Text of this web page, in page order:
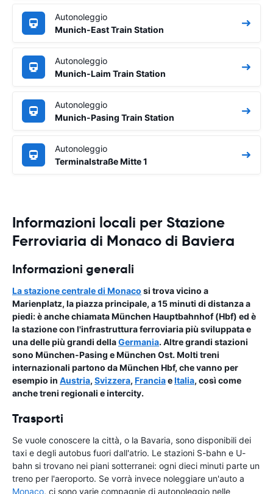
Autonoleggio
Munich-East Train Station
Autonoleggio
Munich-Laim Train Station
Autonoleggio
Munich-Pasing Train Station
Autonoleggio
Terminalstraße Mitte 1
Informazioni locali per Stazione
Ferroviaria di Monaco di Baviera
Informazioni generali
La stazione centrale di Monaco si trova vicino a
Marienplatz, la piazza principale, a 15 minuti di distanza a
piedi: è anche chiamata München Hauptbahnhof (Hbf) ed è
la stazione con l'infrastruttura ferroviaria più sviluppata e
una delle più grandi dellaGermania. Altre grandi stazioni
sono München-Pasing e München Ost. Molti treni
internazionali partono da München Hbf, che vanno per
esempio in Austria, Svizzera, FranciaeItalia, così come
anche treni regionali e intercity.
Trasporti
Se vuole conoscere la città, o la Bavaria, sono disponibili dei
taxi e degli autobus fuori dall'atrio. Le stazioni S-bahn e U-
bahn si trovano nei piani sotterranei: ogni dieci minuti parte un
treno per l'aeroporto. Se vorrà invece noleggiare un'auto a
Monaco, ci sono varie compagnie di autonoleggio nelle